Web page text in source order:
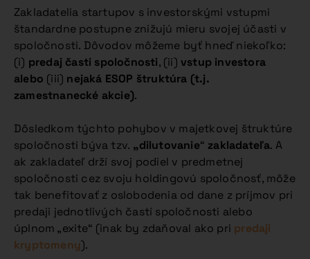
Zakladatelia startupov s investorskými vstupmi
štandardne postupne znižujú mieru svojej účasti v
spoločnosti. Dôvodov môžeme byť hneď niekoľko:
(i) predaj časti spoločnosti, (ii)vstup investora
alebo (iii) nejaká ESOP štruktúra (t.j.
zamestnanecké akcie).
Dôsledkom týchto pohybov v majetkovej štruktúre
spoločnosti býva tzv. „dilutovanie“ zakladateľa. A
ak zakladateľ drží svoj podiel v predmetnej
spoločnosti cez svoju holdingovú spoločnosť, môže
tak benefitovať z oslobodenia od dane z príjmov pri
predaji jednotlivých častí spoločnosti alebo
úplnom „exite“ (inak by zdaňoval ako pri predaji
kryptomeny).